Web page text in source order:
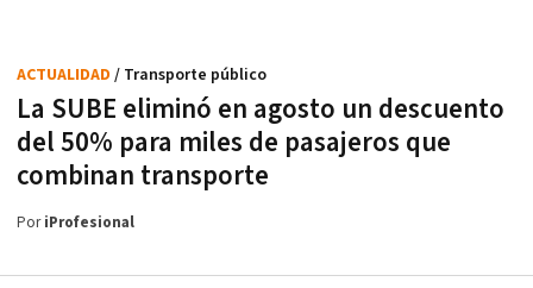
La SUBE eliminó en agosto un descuento
del 50% para miles de pasajeros que
combinan transporte
ACTUALIDAD / Transporte público
PoriProfesional